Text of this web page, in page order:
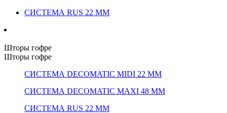
СИСТЕМА RUS 22 ММ
Шторы гофре
Шторы гофре
СИСТЕМА DECOMATIC MIDI 22 ММ
СИСТЕМА DECOMATIC MAXI 48 ММ
СИСТЕМА RUS 22 ММ